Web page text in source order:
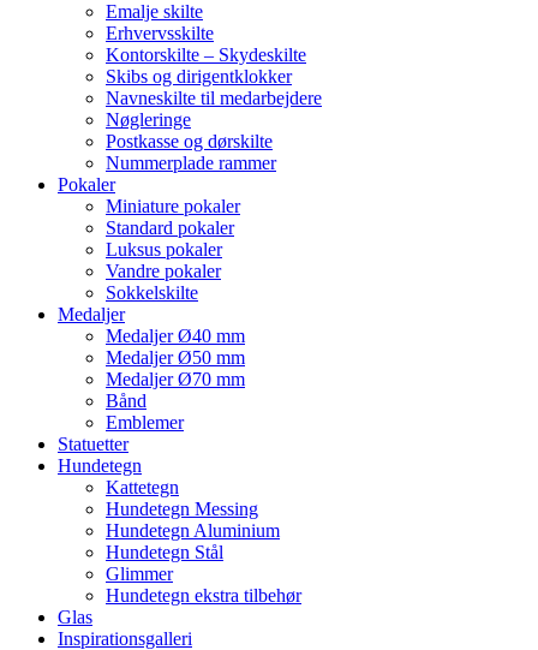
Emalje skilte
Erhvervsskilte
Kontorskilte – Skydeskilte
Skibs og dirigentklokker
Navneskilte til medarbejdere
Nøgleringe
Postkasse og dørskilte
Nummerplade rammer
Pokaler
Miniature pokaler
Standard pokaler
Luksus pokaler
Vandre pokaler
Sokkelskilte
Medaljer
Medaljer Ø40 mm
Medaljer Ø50 mm
Medaljer Ø70 mm
Bånd
Emblemer
Statuetter
Hundetegn
Kattetegn
Hundetegn Messing
Hundetegn Aluminium
Hundetegn Stål
Glimmer
Hundetegn ekstra tilbehør
Glas
Inspirationsgalleri